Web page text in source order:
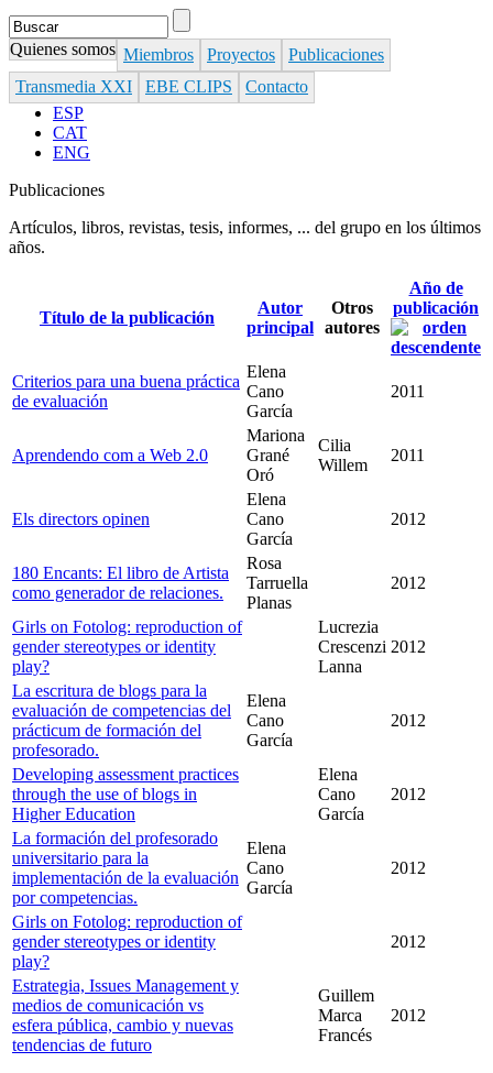
Formulario de búsqueda
Search
Quienes somos Miembros Proyectos
Publicaciones
Transmedia XXI
EBE CLIPS
Contacto
ESP
CAT
ENG
Publicaciones
Artículos, libros, revistas, tesis, informes, ... del grupo en los últimos
años.
Título de la publicación
Autor
principal
Otros
autores
Año de
publicación
Criterios para una buena práctica
de evaluación
Elena
Cano
García
2011
Aprendendo com a Web 2.0
Mariona
Grané
Oró
Cilia
Willem
2011
Els directors opinen
Elena
Cano
García
2012
180 Encants: El libro de Artista
como generador de relaciones.
Rosa
Tarruella
Planas
2012
Girls on Fotolog: reproduction of
gender stereotypes or identity
play?
Lucrezia
Crescenzi
Lanna
2012
La escritura de blogs para la
evaluación de competencias del
prácticum de formación del
profesorado.
Elena
Cano
García
2012
Developing assessment practices
through the use of blogs in
Higher Education
Elena
Cano
García
2012
La formación del profesorado
universitario para la
implementación de la evaluación
por competencias.
Elena
Cano
García
2012
Girls on Fotolog: reproduction of
gender stereotypes or identity
play?
2012
Estrategia, Issues Management y
medios de comunicación vs
esfera pública, cambio y nuevas
tendencias de futuro
Guillem
Marca
Francés
2012